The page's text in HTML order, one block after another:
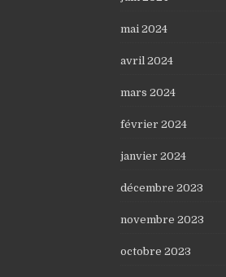
mai 2024
avril 2024
mars 2024
février 2024
janvier 2024
décembre 2023
novembre 2023
octobre 2023